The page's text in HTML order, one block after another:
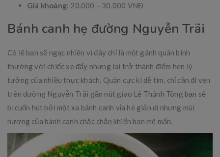
Giá khoảng: 20.000 – 30.000 VNĐ
Bánh canh hẹ đường Nguyễn Trãi
Có lẽ bạn sẽ ngạc nhiên vì đây chỉ là một gánh quán bình
thường với chiếc xe đẩy nhưng lại trở thành điểm hẹn lý
tưởng của nhiều thực khách. Quán cực kì dễ tìm, chỉ cần đi ven
trên đường Nguyễn Trãi gần nút giao Lê Thánh Tông bạn sẽ
bị cuốn hút bởi một xa bánh canh vỉa hè giản dị nhưng mùi
hương của bánh canh chắc chắn khiến bạn mê mẩn.